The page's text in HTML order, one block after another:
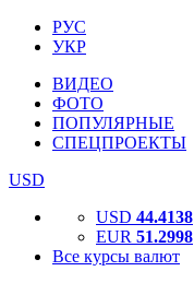
РУС
УКР
ВИДЕО
ФОТО
ПОПУЛЯРНЫЕ
СПЕЦПРОЕКТЫ
USD
USD 44.4138
EUR 51.2998
Все курсы валют